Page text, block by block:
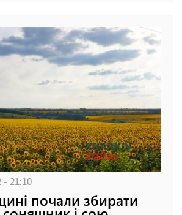
- 21:10
почали збирати